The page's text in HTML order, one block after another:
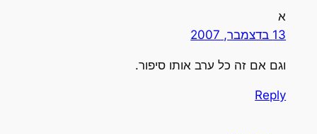
א
13 בדצמבר, 2007
וגם אם זה כל ערב אותו סיפור.
Reply